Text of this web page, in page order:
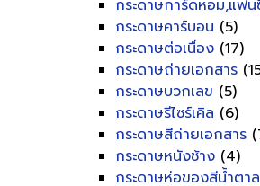
กระดาษการ์ดหอม,แฟ
กระดาษคาร์บอน (5)
กระดาษต่อเนื่อง (17)
กระดาษถ่ายเอกสาร
กระดาษบวกเลข (5)
กระดาษรีไซร์เคิล (6)
กระดาษสีถ่ายเอกสาร
กระดาษหนังช้าง (4)
กระดาษห่อของสีน้ำตาล